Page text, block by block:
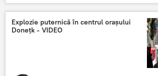
traseul Râbnița-Tiraspol
Chişinău-Tiraspol
discuții
discuție
februarie
Știri din Moldova
Explozie puternică în centrul orașului
Donețk - VIDEO